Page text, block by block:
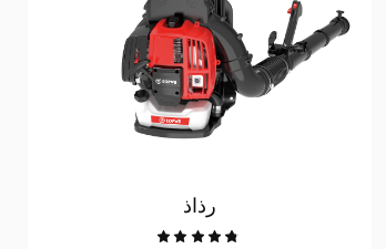
رذاذ